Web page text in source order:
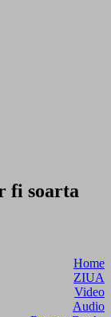
fi soarta
Home
ZIUA
Video
Audio